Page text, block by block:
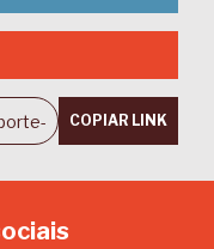
COPIAR LINK